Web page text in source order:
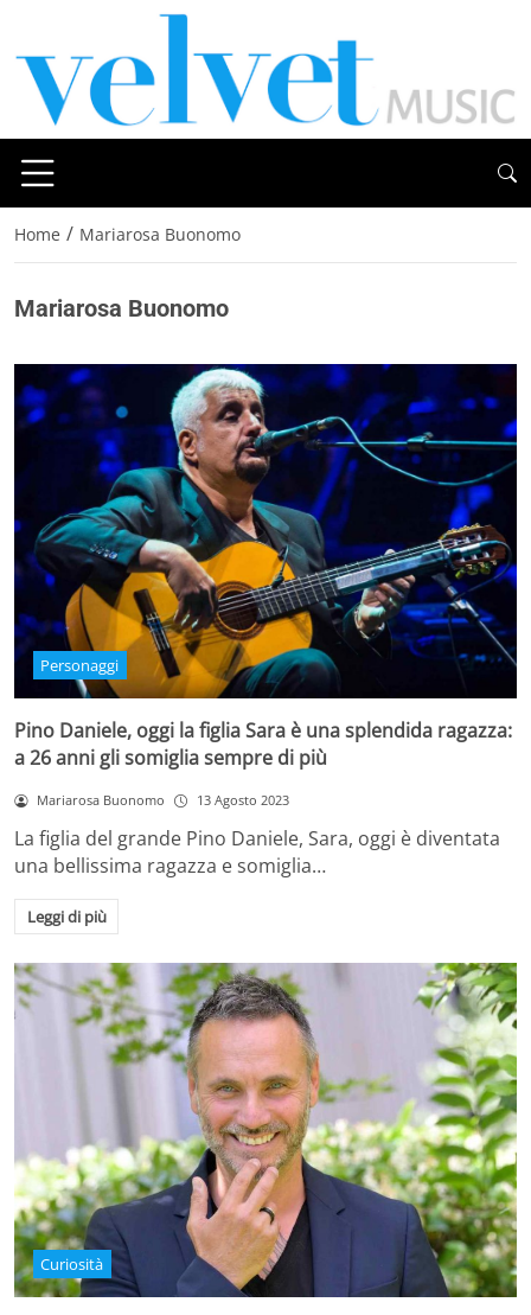
Home / Mariarosa Buonomo
Mariarosa Buonomo
Personaggi
Pino Daniele, oggi la figlia Sara è una splendida ragazza:
a 26 anni gli somiglia sempre di più
Mariarosa Buonomo 13 Agosto 2023
La figlia del grande Pino Daniele, Sara, oggi è diventata
una bellissima ragazza e somiglia…
Leggi di più
Curiosità